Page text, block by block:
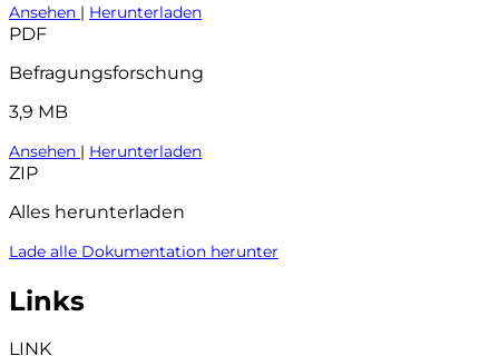
Ansehen | Herunterladen
PDF
Befragungsforschung
3,9 MB
Ansehen | Herunterladen
ZIP
Alles herunterladen
Lade alle Dokumentation herunter
Links
LINK